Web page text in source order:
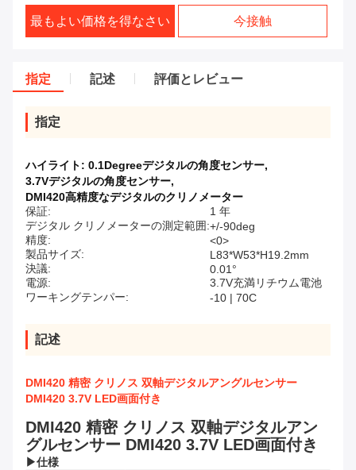
最もよい価格を得なさい 今接触
指定 記述 評価とレビュー
指定
ハイライト: 0.1Degreeデジタルの角度センサー,
3.7Vデジタルの角度センサー,
DMI420高精度なデジタルのクリノメーター
保証:
1 年
デジタル クリノメーターの測定範囲:+/-90deg
精度:
<0>
製品サイズ:
L83*W53*H19.2mm
決議:
0.01°
電源:
3.7V充満リチウム電池
ワーキングテンパー:
-10 | 70C
記述
DMI420 精密 クリノス 双軸デジタルアングルセンサー
DMI420 3.7V LED画面付き
DMI420 精密 クリノス 双軸デジタルアン
グルセンサー DMI420 3.7V LED画面付き
▶仕様